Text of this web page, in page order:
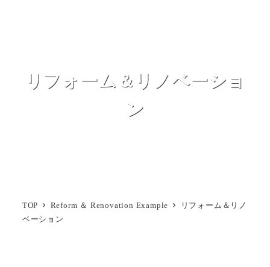
リフォーム＆リノベーショ
ン
TOP Reform ＆ Renovation Example
リフォーム＆リノ
ベーション